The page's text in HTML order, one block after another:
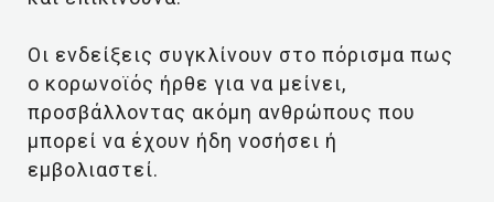
Οι ενδείξεις συγκλίνουν στο πόρισμα πως
ο κορωνοϊός ήρθε για να μείνει,
προσβάλλοντας ακόμη ανθρώπους που
μπορεί να έχουν ήδη νοσήσει ή
εμβολιαστεί.